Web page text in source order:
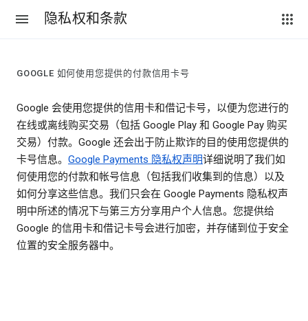
隐私权和条款
GOOGLE 如何使用您提供的付款信用卡号
Google 会使用您提供的信用卡和借记卡号，以便为您进行的
在线或离线购买交易（包括 Google Play 和 Google Pay 购买
交易）付款。Google 还会出于防止欺诈的目的使用您提供的
卡号信息。 Google Payments 隐私权声明详细说明了我们如
何使用您的付款和帐号信息（包括我们收集到的信息）以及
如何分享这些信息。我们只会在 Google Payments 隐私权声
明中所述的情况下与第三方分享用户个人信息。您提供给
Google 的信用卡和借记卡号会进行加密，并存储到位于安全
位置的安全服务器中。